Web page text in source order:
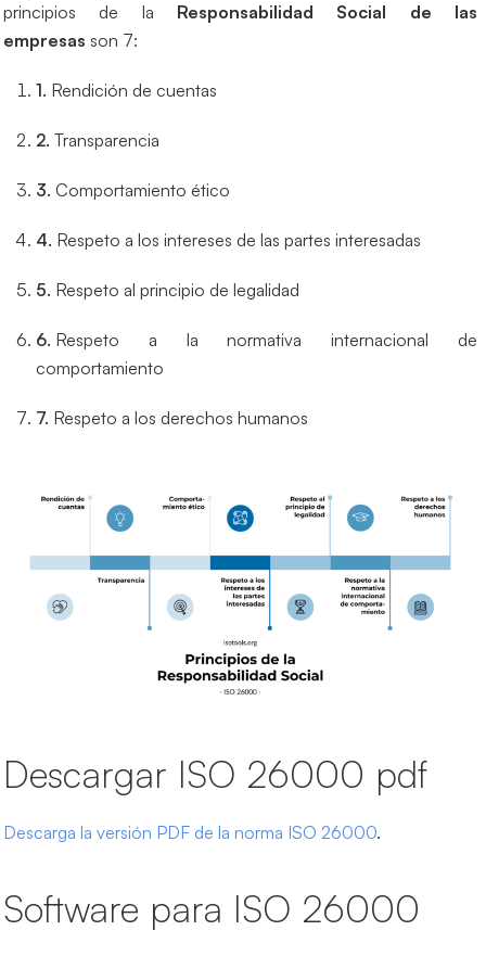
principios de la Responsabilidad Social de las
empresas son 7:
Rendición de cuentas
Transparencia
Comportamiento ético
Respeto a los intereses de las partes interesadas
Respeto al principio de legalidad
Respeto a la normativa internacional de
comportamiento
Respeto a los derechos humanos
Descargar ISO 26000 pdf
Descarga la versión PDF de la norma ISO 26000.
Software para ISO 26000